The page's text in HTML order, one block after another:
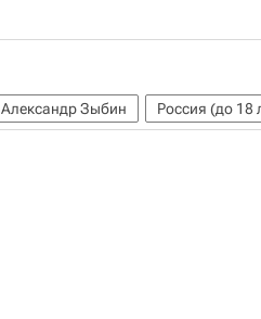
Александр Зыбин Россия (до 18